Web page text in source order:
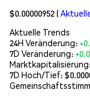
$0.00000952 (
Aktuelle Trends
24H Veränderung:
7D Veränderung:
7D Hoch/Tief: $